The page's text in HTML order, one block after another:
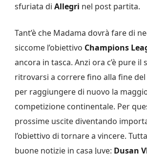
sfuriata di Allegri nel post partita.
Tant’è che Madama dovrà fare di
siccome l’obiettivo Champions
ancora in tasca. Anzi ora c’è pure il
ritrovarsi a correre fino alla fine
per raggiungere di nuovo la
competizione continentale. Per
prossime uscite diventando
l’obiettivo di tornare a vincere.
buone notizie in casa Juve: Dusan